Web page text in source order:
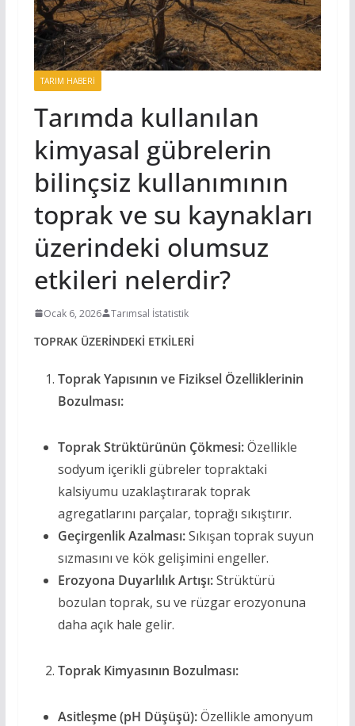
TARIM HABERI
Tarımda kullanılan
kimyasal gübrelerin
bilinçsiz kullanımının
toprak ve su kaynakları
üzerindeki olumsuz
etkileri nelerdir?
Ocak 6, 2026 Tarımsal İstatistik
TOPRAK ÜZERİNDEKİ ETKİLERİ
Toprak Yapısının ve Fiziksel Özelliklerinin
Bozulması:
Toprak Strüktürünün Çökmesi:Özellikle
sodyum içerikli gübreler topraktaki
kalsiyumu uzaklaştırarak toprak
agregatlarını parçalar, toprağı sıkıştırır.
Geçirgenlik Azalması:Sıkışan toprak suyun
sızmasını ve kök gelişimini engeller.
Erozyona Duyarlılık Artışı:Strüktürü
bozulan toprak, su ve rüzgar erozyonuna
daha açık hale gelir.
Toprak Kimyasının Bozulması:
Asitleşme (pH Düşüşü):Özellikle amonyum